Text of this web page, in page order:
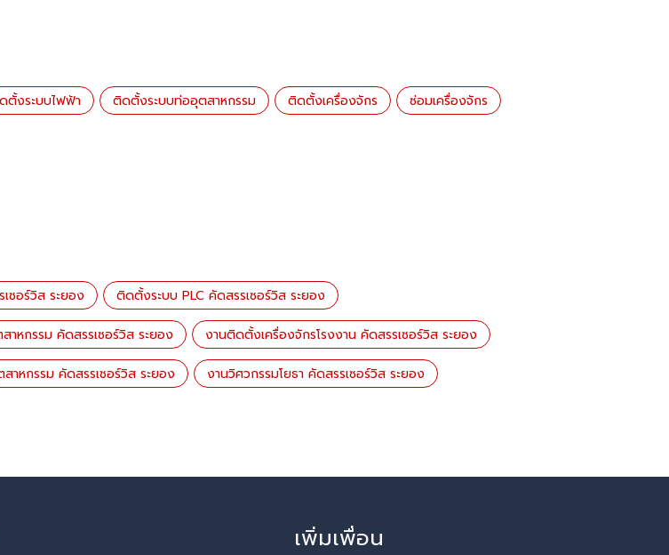
ตั้งระบบไฟฟ้า ติดตั้งระบบท่ออุตสาหกรรม ติดตั้งเครื่องจักร ซ่อมเครื่องจักร
ซอร์วิส ระยอง ติดตั้งระบบ PLC คัดสรรเซอร์วิส ระยอง
หกรรม คัดสรรเซอร์วิส ระยอง งานติดตั้งเครื่องจักรโรงงาน คัดสรรเซอร์วิส ระยอง
าหกรรม คัดสรรเซอร์วิส ระยอง งานวิศวกรรมโยธา คัดสรรเซอร์วิส ระยอง
เพิ่มเพื่อน